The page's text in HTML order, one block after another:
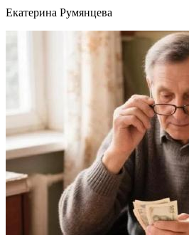
Екатерина Румянцева